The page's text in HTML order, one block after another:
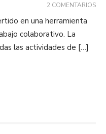
2 COMENTARIOS
en una herramienta
colaborativo. La
las actividades de […]